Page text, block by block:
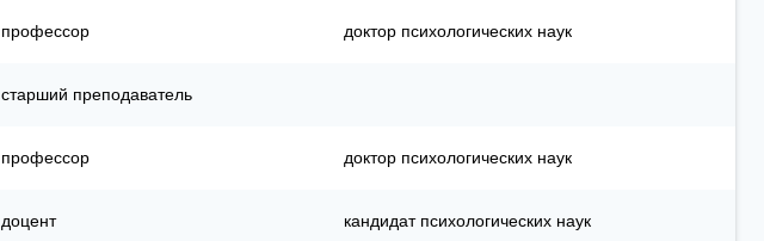
профессор доктор психологических наук
старший преподаватель
профессор доктор психологических наук
доцент кандидат психологических наук